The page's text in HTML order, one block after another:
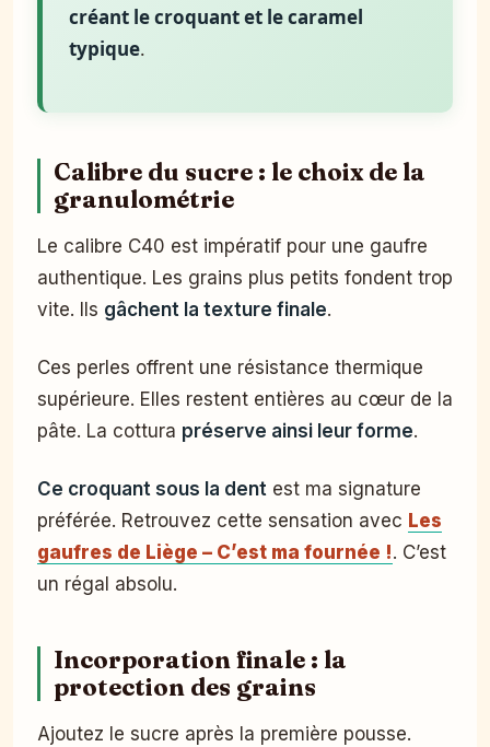
créant le croquant et le caramel
typique.
Calibre du sucre : le choix de la
granulométrie
Le calibre C40 est impératif pour une gaufre
authentique. Les grains plus petits fondent trop
vite. Ils gâchent la texture finale.
Ces perles offrent une résistance thermique
supérieure. Elles restent entières au cœur de la
pâte. La cottura préserve ainsi leur forme.
Ce croquant sous la dent est ma signature
préférée. Retrouvez cette sensation avec Les
gaufres de Liège – C’est ma fournée !. C’est
un régal absolu.
Incorporation finale : la
protection des grains
Ajoutez le sucre après la première pousse.